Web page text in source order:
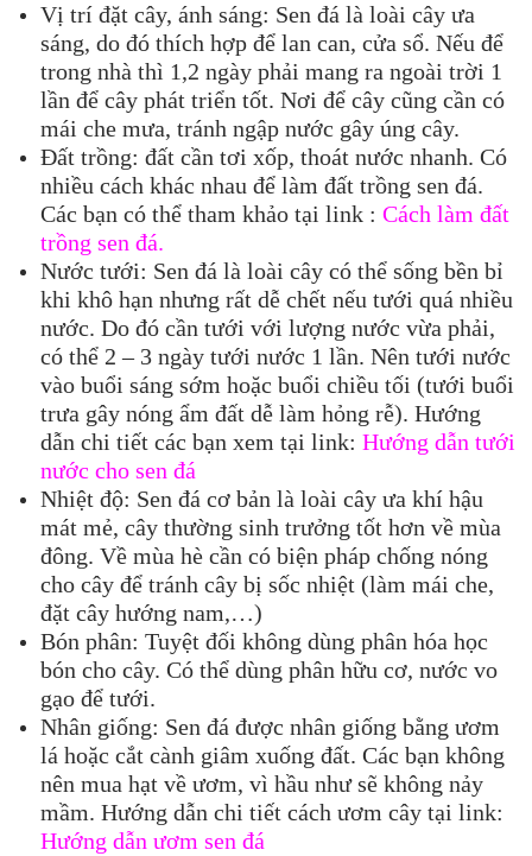
Vị trí đặt cây, ánh sáng: Sen đá là loài cây ưa
sáng, do đó thích hợp để lan can, cửa sổ. Nếu để
trong nhà thì 1,2 ngày phải mang ra ngoài trời 1
lần để cây phát triển tốt. Nơi để cây cũng cần có
mái che mưa, tránh ngập nước gây úng cây.
Đất trồng: đất cần tơi xốp, thoát nước nhanh. Có
nhiều cách khác nhau để làm đất trồng sen đá.
Các bạn có thể tham khảo tại link : Cách làm đất
trồng sen đá.
Nước tưới: Sen đá là loài cây có thể sống bền bỉ
khi khô hạn nhưng rất dễ chết nếu tưới quá nhiều
nước. Do đó cần tưới với lượng nước vừa phải,
có thể 2 – 3 ngày tưới nước 1 lần. Nên tưới nước
vào buổi sáng sớm hoặc buổi chiều tối (tưới buổi
trưa gây nóng ẩm đất dễ làm hỏng rễ). Hướng
dẫn chi tiết các bạn xem tại link: Hướng dẫn tưới
nước cho sen đá
Nhiệt độ: Sen đá cơ bản là loài cây ưa khí hậu
mát mẻ, cây thường sinh trưởng tốt hơn về mùa
đông. Về mùa hè cần có biện pháp chống nóng
cho cây để tránh cây bị sốc nhiệt (làm mái che,
đặt cây hướng nam,…)
Bón phân: Tuyệt đối không dùng phân hóa học
bón cho cây. Có thể dùng phân hữu cơ, nước vo
gạo để tưới.
Nhân giống: Sen đá được nhân giống bằng ươm
lá hoặc cắt cành giâm xuống đất. Các bạn không
nên mua hạt về ươm, vì hầu như sẽ không nảy
mầm. Hướng dẫn chi tiết cách ươm cây tại link:
Hướng dẫn ươm sen đá